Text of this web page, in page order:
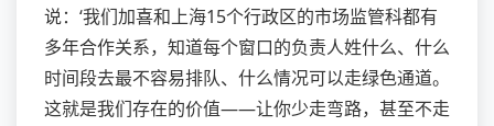
说：‘我们加喜和上海15个行政区的市场监管科都有
多年合作关系，知道每个窗口的负责人姓什么、什么
时间段去最不容易排队、什么情况可以走绿色通道。
这就是我们存在的价值——让你少走弯路，甚至不走